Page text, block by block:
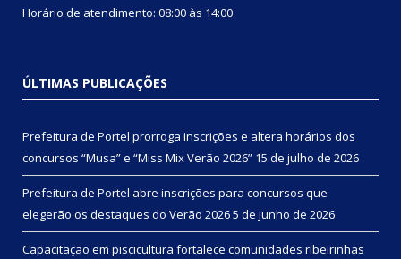
Horário de atendimento: 08:00 às 14:00
ÚLTIMAS PUBLICAÇÕES
Prefeitura de Portel prorroga inscrições e altera horários dos
concursos “Musa” e “Miss Mix Verão 2026” 15 de julho de 2026
Prefeitura de Portel abre inscrições para concursos que
elegerão os destaques do Verão 20265 de junho de 2026
Capacitação em piscicultura fortalece comunidades ribeirinhas